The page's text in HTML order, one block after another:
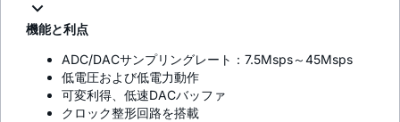
機能と利点
ADC/DACサンプリングレート：7.5Msps～45Msps
低電圧および低電力動作
可変利得、低速DACバッファ
クロック整形回路を搭載